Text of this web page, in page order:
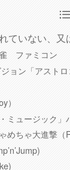
ていない、
ファミコン
ョン「アストロ
）
ミュージック
めちゃ大進撃（